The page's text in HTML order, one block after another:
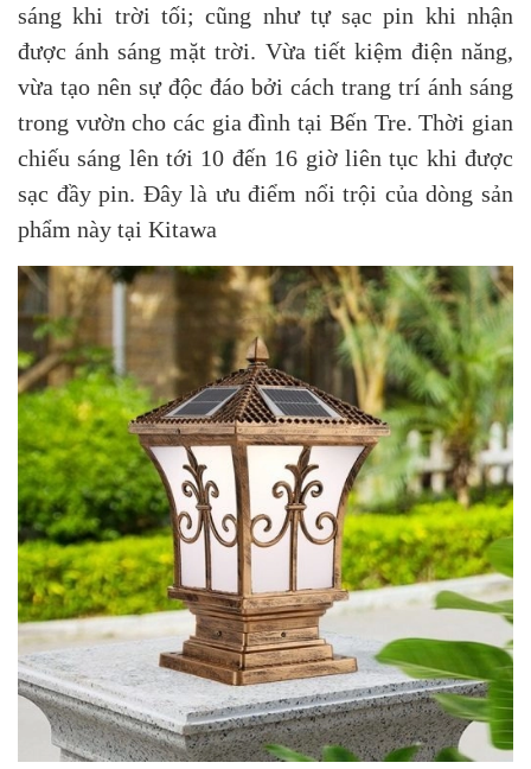
sáng khi trời tối; cũng như tự sạc pin khi nhận
được ánh sáng mặt trời. Vừa tiết kiệm điện năng,
vừa tạo nên sự độc đáo bởi cách trang trí ánh sáng
trong vườn cho các gia đình tại Bến Tre. Thời gian
chiếu sáng lên tới 10 đến 16 giờ liên tục khi được
sạc đầy pin. Đây là ưu điểm nổi trội của dòng sản
phẩm này tại Kitawa